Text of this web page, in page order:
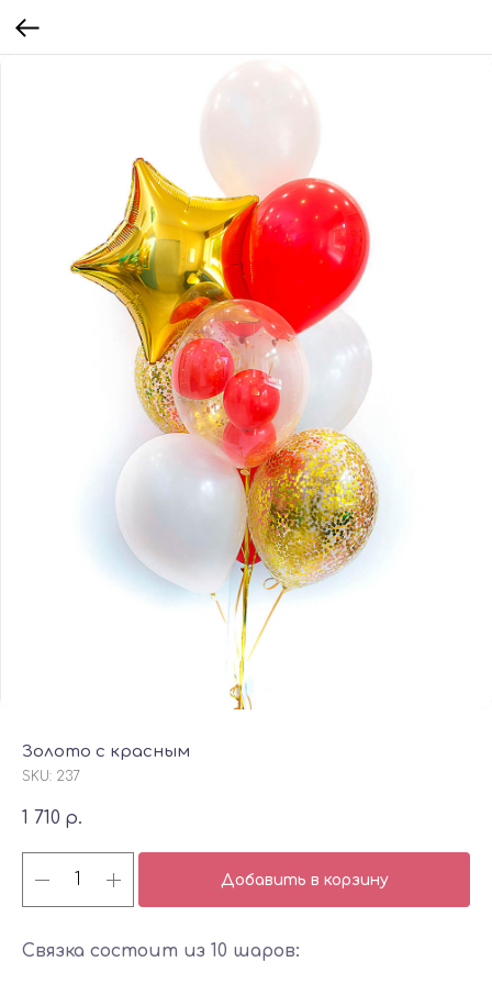
Золото с красным
SKU: 237
1 710 р.
Добавить в корзину
Связка состоит из 10 шаров: